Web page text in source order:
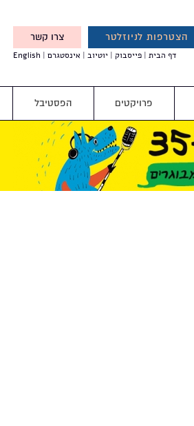
הצטרפות לניוזלטר צרו קשר
דף הבית פייסבוק יוטיוב אינסטגרם English
פרויקטים הפסטיבל